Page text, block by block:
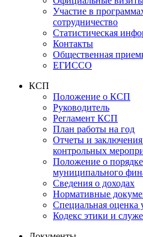
Участие в
сотрудничество
Статистическая
Контакты
Общественная
ЕГИССО
КСП
Положение о КСП
Руководитель
Регламент КСП
План работы на год
Отчеты и
контрольных
Положение о
муниципального
Сведения о доходах
Нормативные
Специальная оценка
Кодекс этики и